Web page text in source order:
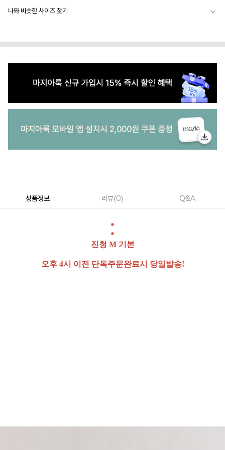
나와 비슷한 사이즈 찾기
상품정보 리뷰 0 Q&A
*
*
진청 M 기본
오후 4시 이전 단독주문완료시 당일발송!